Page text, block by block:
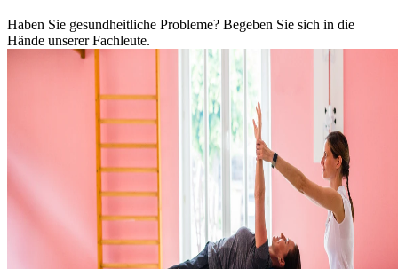
Haben Sie gesundheitliche Probleme? Begeben Sie sich in die
Hände unserer Fachleute.